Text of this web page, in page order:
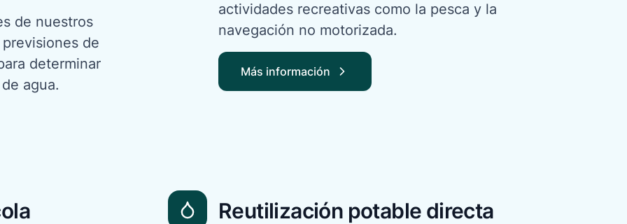
de nuestros
de
determinar
agua.
actividades recreativas como la pesca y la
navegación no motorizada.
Más información
Reutilización potable directa